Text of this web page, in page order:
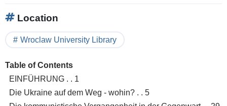
Location
Wroclaw University Library
Table of Contents
EINFÜHRUNG . . 1
Die Ukraine auf dem Weg - wohin? . . 5